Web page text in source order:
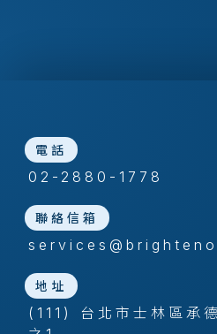
電話
02-2880-1778
聯絡信箱
地址
(111) 台北市士林區承